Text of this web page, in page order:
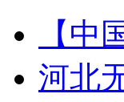
【中
河北